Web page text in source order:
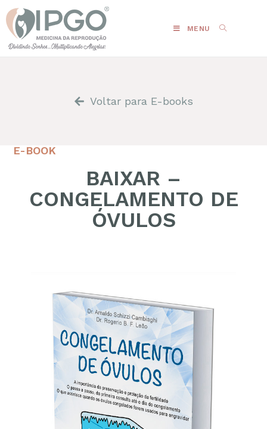
MENU
Voltar para E-books
E-BOOK
BAIXAR –
CONGELAMENTO DE
ÓVULOS